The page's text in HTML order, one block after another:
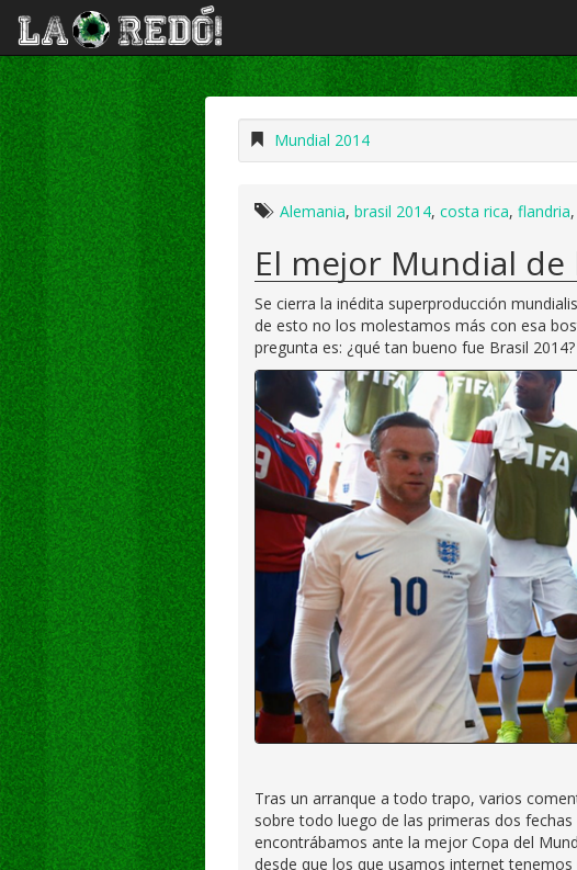
Mundial 2014
Alemania, brasil 2014, costa rica, flandria,
El mejor Mundial de
Se cierra la inédita superproducción
de esto no los molestamos más con esa
pregunta es: ¿qué tan bueno fue Brasil 2014?
Tras un arranque a todo trapo, varios
sobre todo luego de las primeras dos
encontrábamos ante la mejor Copa del
desde que los que usamos internet